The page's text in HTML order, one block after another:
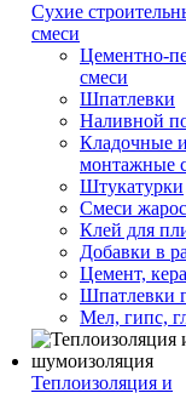
Сухие
смеси
Цементно-
смеси
Шпатлевки
Наливной
Кладочные
монтажные
Штукатурки
Смеси
Клей для
Добавки в
Цемент,
Шпатлевки
Мел, гипс,
Теплоизоляция и